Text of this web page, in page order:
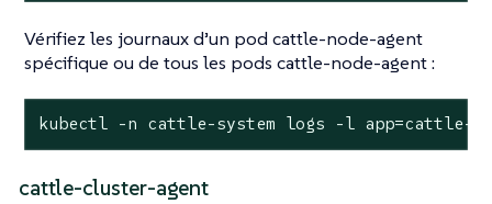
Vérifiez les journaux d’un pod cattle-node-agent
spécifique ou de tous les pods cattle-node-agent :
kubectl -n cattle-system logs -l app=cattle-
cattle-cluster-agent